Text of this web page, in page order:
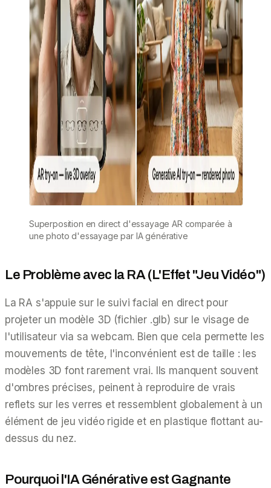
Superposition en direct d'essayage AR comparée à
une photo d'essayage par IA générative
Le Problème avec la RA (L'Effet "Jeu Vidéo")
La RA s'appuie sur le suivi facial en direct pour
projeter un modèle 3D (fichier .glb) sur le visage de
l'utilisateur via sa webcam. Bien que cela permette les
mouvements de tête, l'inconvénient est de taille : les
modèles 3D font rarement vrai. Ils manquent souvent
d'ombres précises, peinent à reproduire de vrais
reflets sur les verres et ressemblent globalement à un
élément de jeu vidéo rigide et en plastique flottant au-
dessus du nez.
Pourquoi l'IA Générative est Gagnante